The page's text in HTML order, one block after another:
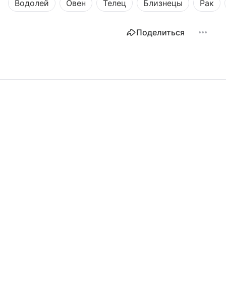
Водолей Овен Телец Близнецы Рак
Поделиться